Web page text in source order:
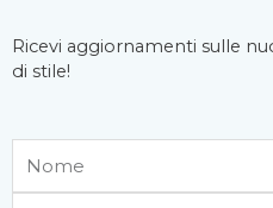
Ricevi aggiornamenti sulle
di stile!